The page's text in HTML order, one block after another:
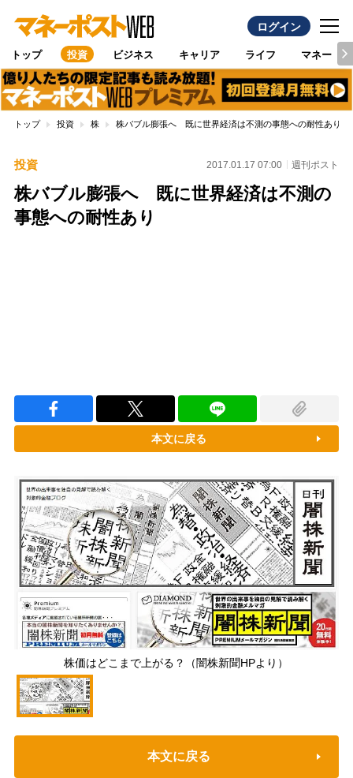
ログイン
トップ 投資 ビジネス キャリア ライフ マネー
トップ 投資 株 株バブル膨張へ 既に世界経済は不測の事態への耐性あり
投資 2017.01.17 07:00 週刊ポスト
株バブル膨張へ 既に世界経済は不測の
事態への耐性あり
本文に戻る
株価はどこまで上がる？（闇株新聞HPより）
本文に戻る